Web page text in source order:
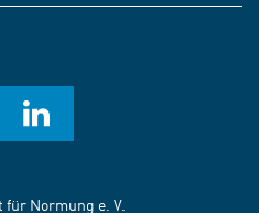
Normung e. V.